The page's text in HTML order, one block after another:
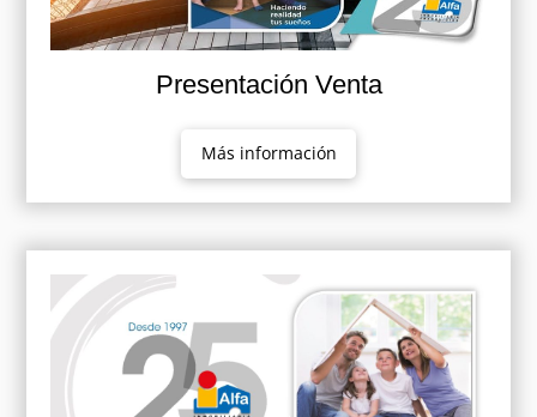
Presentación Venta
Más información